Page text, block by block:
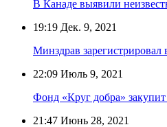
В Канаде выявили
19:19 Дек. 9, 2021
Минздрав зарегистрировал
22:09 Июль 9, 2021
Фонд «Круг добра»
21:47 Июнь 28, 2021